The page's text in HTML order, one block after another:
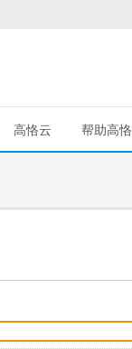
高恪云 帮助高恪